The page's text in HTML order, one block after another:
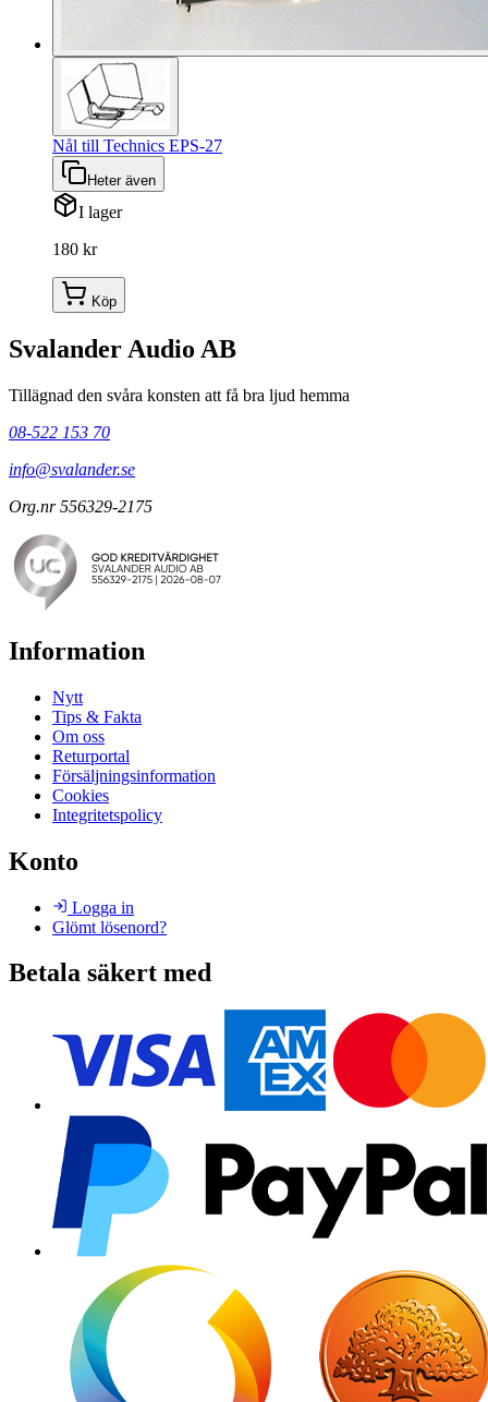
Nål till Technics EPS-27
Heter även
I lager
180 kr
Köp
Svalander Audio AB
Tillägnad den svåra konsten att få bra ljud hemma
08-522 153 70
info@svalander.se
Org.nr 556329-2175
Information
Nytt
Tips & Fakta
Om oss
Returportal
Försäljningsinformation
Cookies
Integritetspolicy
Konto
Logga in
Glömt lösenord?
Betala säkert med